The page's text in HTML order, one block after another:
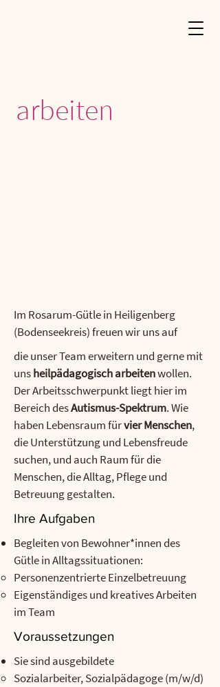
arbeiten
Im Rosarum-Gütle in Heiligenberg
(Bodenseekreis) freuen wir uns auf
die unser Team erweitern und gerne mit
unsheilpädagogisch arbeitenwollen.
Der Arbeitsschwerpunkt liegt hier im
Bereich desAutismus-Spektrum. Wie
haben Lebensraum fürvier Menschen,
die Unterstützung und Lebensfreude
suchen, und auch Raum für die
Menschen, die Alltag, Pflege und
Betreuung gestalten.
Ihre Aufgaben
Begleiten von Bewohner*innen des
Gütle in Alltagssituationen:
Personenzentrierte Einzelbetreuung
Eigenständiges und kreatives Arbeiten
im Team
Voraussetzungen
Sie sind ausgebildete
Sozialarbeiter, Sozialpädagoge (m/w/d)